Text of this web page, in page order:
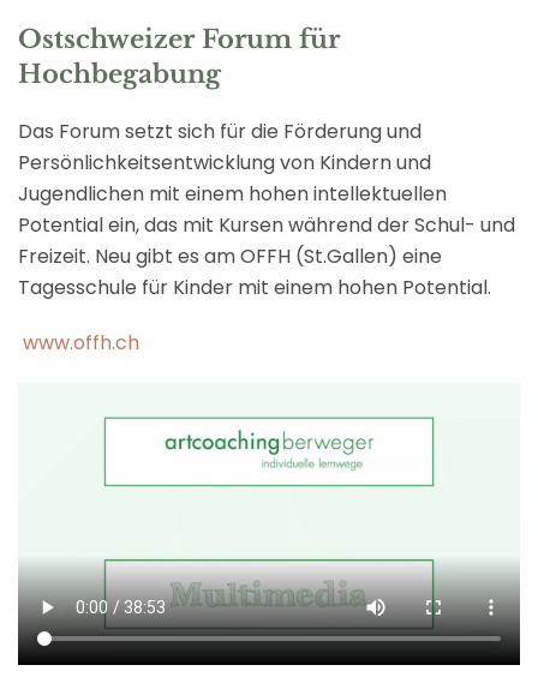
Ostschweizer Forum für
Hochbegabung
Das Forum setzt sich für die Förderung und
Persönlichkeitsentwicklung von Kindern und
Jugendlichen mit einem hohen intellektuellen
Potential ein, das mit Kursen während der Schul- und
Freizeit. Neu gibt es am OFFH (St.Gallen) eine
Tagesschule für Kinder mit einem hohen Potential.
www.offh.ch